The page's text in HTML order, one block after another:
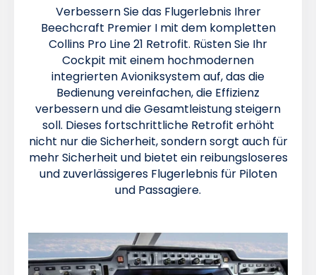
Verbessern Sie das Flugerlebnis Ihrer
Beechcraft Premier I mit dem kompletten
Collins Pro Line 21 Retrofit. Rüsten Sie Ihr
Cockpit mit einem hochmodernen
integrierten Avioniksystem auf, das die
Bedienung vereinfachen, die Effizienz
verbessern und die Gesamtleistung steigern
soll. Dieses fortschrittliche Retrofit erhöht
nicht nur die Sicherheit, sondern sorgt auch für
mehr Sicherheit und bietet ein reibungsloseres
und zuverlässigeres Flugerlebnis für Piloten
und Passagiere.